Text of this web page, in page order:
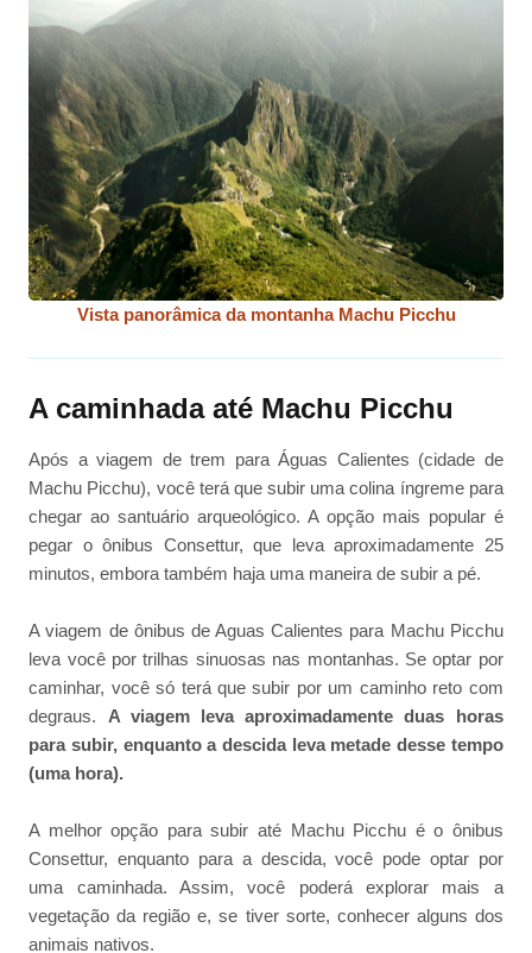
Vista panorâmica da montanha Machu Picchu
A caminhada até Machu Picchu
Após a viagem de trem para Águas Calientes (cidade de
Machu Picchu), você terá que subir uma colina íngreme para
chegar ao santuário arqueológico. A opção mais popular é
pegar o ônibus Consettur, que leva aproximadamente 25
minutos, embora também haja uma maneira de subir a pé.
A viagem de ônibus de Aguas Calientes para Machu Picchu
leva você por trilhas sinuosas nas montanhas. Se optar por
caminhar, você só terá que subir por um caminho reto com
degraus. A viagem leva aproximadamente duas horas
para subir, enquanto a descida leva metade desse tempo
(uma hora).
A melhor opção para subir até Machu Picchu é o ônibus
Consettur, enquanto para a descida, você pode optar por
uma caminhada. Assim, você poderá explorar mais a
vegetação da região e, se tiver sorte, conhecer alguns dos
animais nativos.